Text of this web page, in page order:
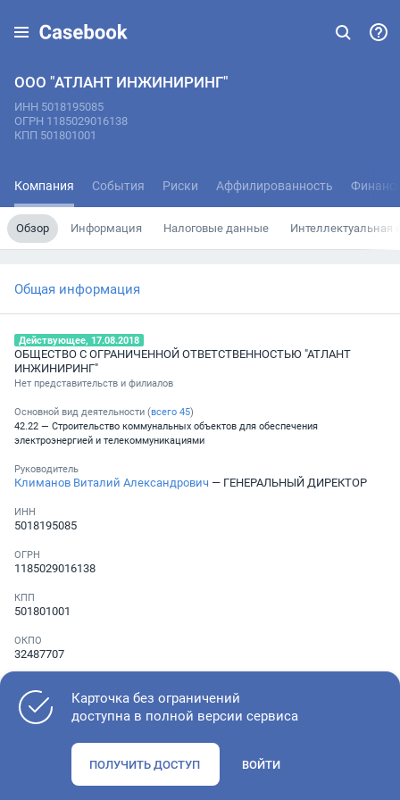
ООО "АТЛАНТ ИНЖИНИРИНГ"
ИНН 5018195085
ОГРН 1185029016138
КПП 501801001
Компания События Риски Аффилированность
Обзор Информация Налоговые данные Интеллектуальная
Общая информация
Действующее, 17.08.2018
ОБЩЕСТВО С ОГРАНИЧЕННОЙ ОТВЕТСТВЕННОСТЬЮ "АТЛАНТ
ИНЖИНИРИНГ"
Нет представительств и филиалов
Основной вид деятельности (всего 45)
42.22 — Строительство коммунальных объектов для обеспечения
электроэнергией и телекоммуникациями
Руководитель
Климанов Виталий Александрович — ГЕНЕРАЛЬНЫЙ ДИРЕКТОР
ИНН
5018195085
ОГРН
1185029016138
КПП
501801001
ОКПО
32487707
░ ░░░ ░░░░░░░
Как оценить состояние компании
Карточка без ограничений
доступна в полной версии сервиса
ПОЛУЧИТЬ ДОСТУП ВОЙТИ